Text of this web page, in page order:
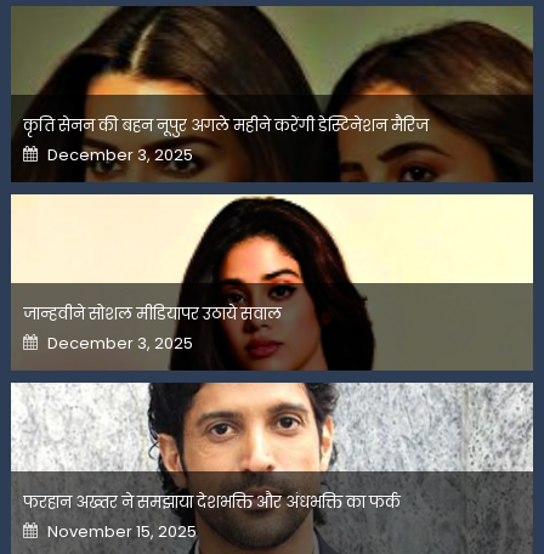
कृति सेनन की बहन नूपुर अगले महीने करेंगी डेस्टिनेशन मैरिज
Posted
on
December 3, 2025
जान्हवीने सोशल मीडियापर उठाये सवाल
Posted
on
December 3, 2025
फरहान अख्तर ने समझाया देशभक्ति और अंधभक्ति का फर्क
Posted
on
November 15, 2025